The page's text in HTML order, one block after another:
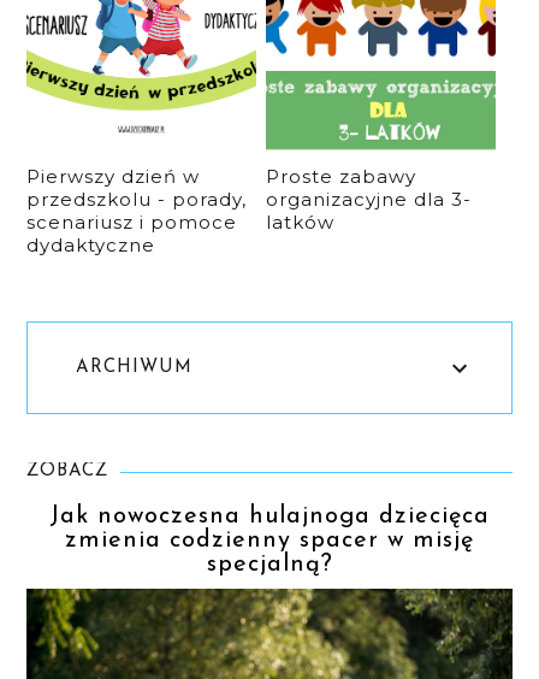
Pierwszy dzień w
przedszkolu - porady,
scenariusz i pomoce
dydaktyczne
Proste zabawy
organizacyjne dla 3-
latków
ARCHIWUM
ZOBACZ
Jak nowoczesna hulajnoga dziecięca
zmienia codzienny spacer w misję
specjalną?